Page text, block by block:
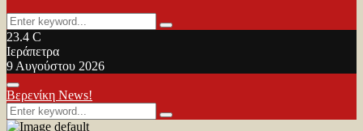
Search
for:
Search
23.4 C
Ιεράπετρα
9 Αυγούστου 2026
Facebook
Twitter
Youtube
Primary
Menu
Βερενίκη News!
Search
for:
Search